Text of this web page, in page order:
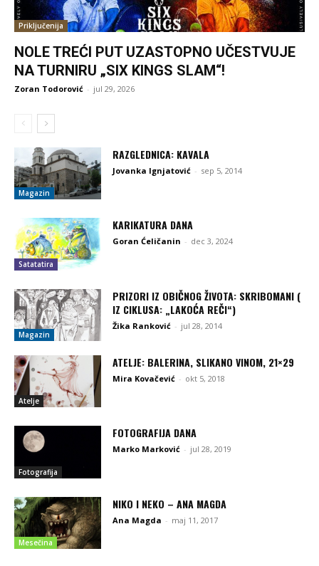
Priključenija
NOLE TREĆI PUT UZASTOPNO UČESTVUJE
NA TURNIRU „SIX KINGS SLAM“!
Zoran Todorović - jul 29, 2026
Magazin
RAZGLEDNICA: KAVALA
Jovanka Ignjatović - sep 5, 2014
Satatatira
KARIKATURA DANA
Goran Ćeličanin - dec 3, 2024
Magazin
PRIZORI IZ OBIČNOG ŽIVOTA: SKRIBOMANI (
IZ CIKLUSA: „LAKOĆA REČI“)
Žika Ranković - jul 28, 2014
Atelje
ATELJE: BALERINA, SLIKANO VINOM, 21×29
Mira Kovačević - okt 5, 2018
Fotografija
FOTOGRAFIJA DANA
Marko Marković - jul 28, 2019
Mesečina
NIKO I NEKO – ANA MAGDA
Ana Magda - maj 11, 2017